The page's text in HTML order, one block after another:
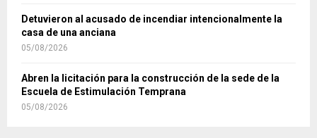
Detuvieron al acusado de incendiar intencionalmente la
casa de una anciana
05/08/2026
Abren la licitación para la construcción de la sede de la
Escuela de Estimulación Temprana
05/08/2026